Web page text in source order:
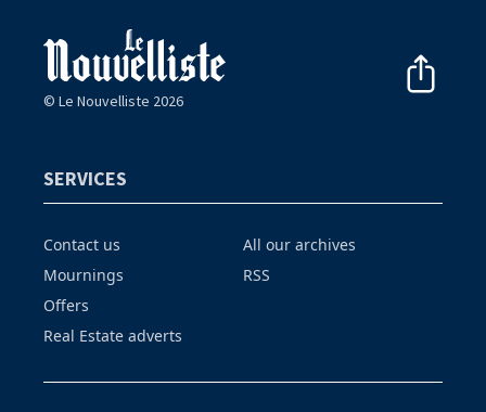
© Le Nouvelliste 2026
SERVICES
Contact us
Mournings
Offers
Real Estate adverts
All our archives
RSS